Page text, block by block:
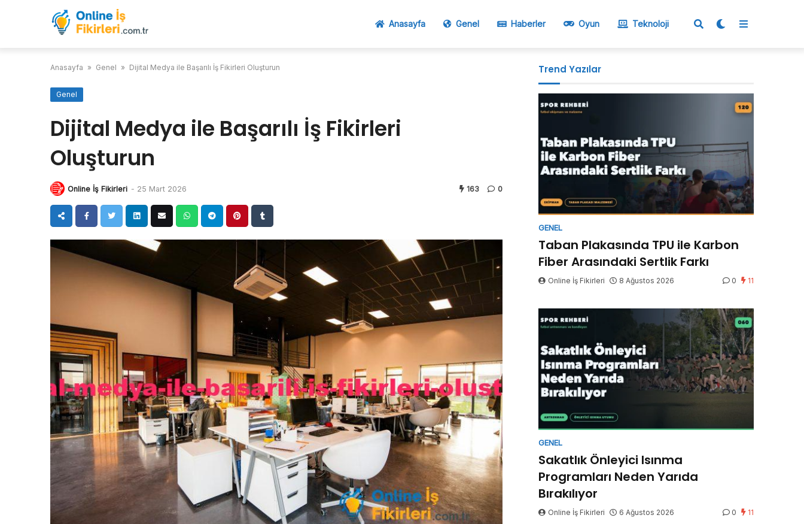
Anasayfa Genel Haberler Oyun Teknoloji
Anasayfa » Genel » Dijital Medya ile Başarılı İş Fikirleri Oluşturun
Genel
Dijital Medya ile Başarılı İş Fikirleri
Oluşturun
Online İş Fikirleri - 25 Mart 2026 163 0
Trend Yazılar
GENEL
Taban Plakasında TPU ile Karbon
Fiber Arasındaki Sertlik Farkı
Online İş Fikirleri 8 Ağustos 2026 0 11
GENEL
Sakatlık Önleyici Isınma
Programları Neden Yarıda
Bırakılıyor
Online İş Fikirleri 6 Ağustos 2026 0 11